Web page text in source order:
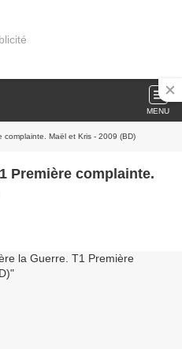
MENU
complainte. Maël et Kris - 2009 (BD)
Première complainte.